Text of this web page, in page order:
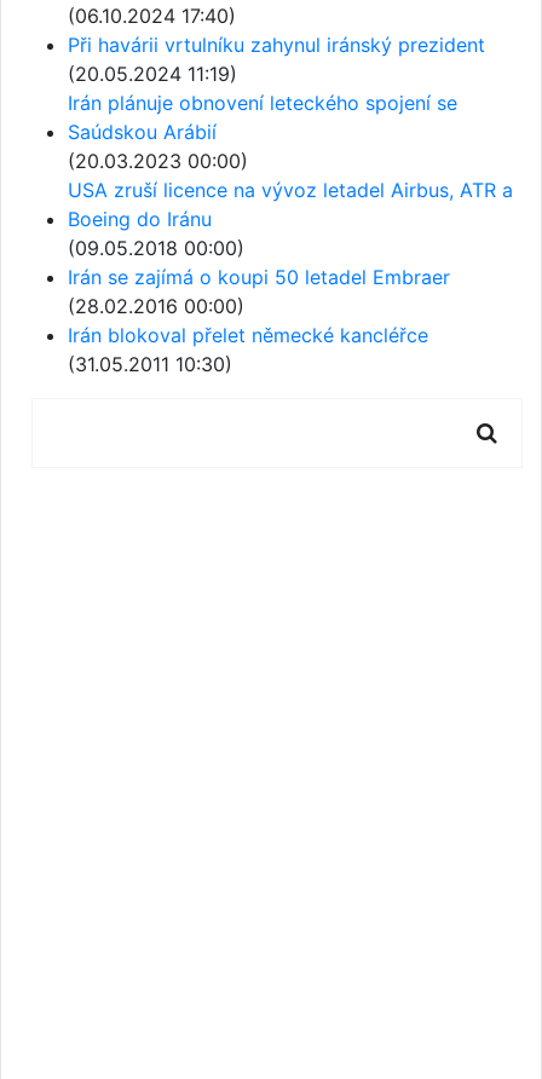
(06.10.2024 17:40)
Při havárii vrtulníku zahynul iránský prezident
(20.05.2024 11:19)
Irán plánuje obnovení leteckého spojení se
Saúdskou Arábií
(20.03.2023 00:00)
USA zruší licence na vývoz letadel Airbus, ATR a
Boeing do Iránu
(09.05.2018 00:00)
Irán se zajímá o koupi 50 letadel Embraer
(28.02.2016 00:00)
Irán blokoval přelet německé kancléřce
(31.05.2011 10:30)